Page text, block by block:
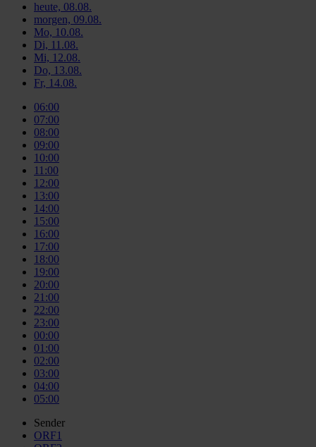
heute, 08.08.
morgen, 09.08.
Mo, 10.08.
Di, 11.08.
Mi, 12.08.
Do, 13.08.
Fr, 14.08.
06:00
07:00
08:00
09:00
10:00
11:00
12:00
13:00
14:00
15:00
16:00
17:00
18:00
19:00
20:00
21:00
22:00
23:00
00:00
01:00
02:00
03:00
04:00
05:00
Sender
ORF1